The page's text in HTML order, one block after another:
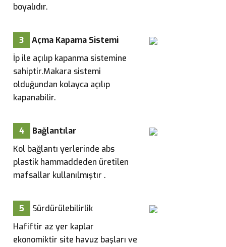
boyalıdır.
3
Açma Kapama Sistemi
İp ile açılıp kapanma sistemine
sahiptir.Makara sistemi
olduğundan kolayca açılıp
kapanabilir.
4
Bağlantılar
Kol bağlantı yerlerinde abs
plastik hammaddeden üretilen
mafsallar kullanılmıştır .
5
Sürdürülebilirlik
Hafiftir az yer kaplar
ekonomiktir site havuz başları ve